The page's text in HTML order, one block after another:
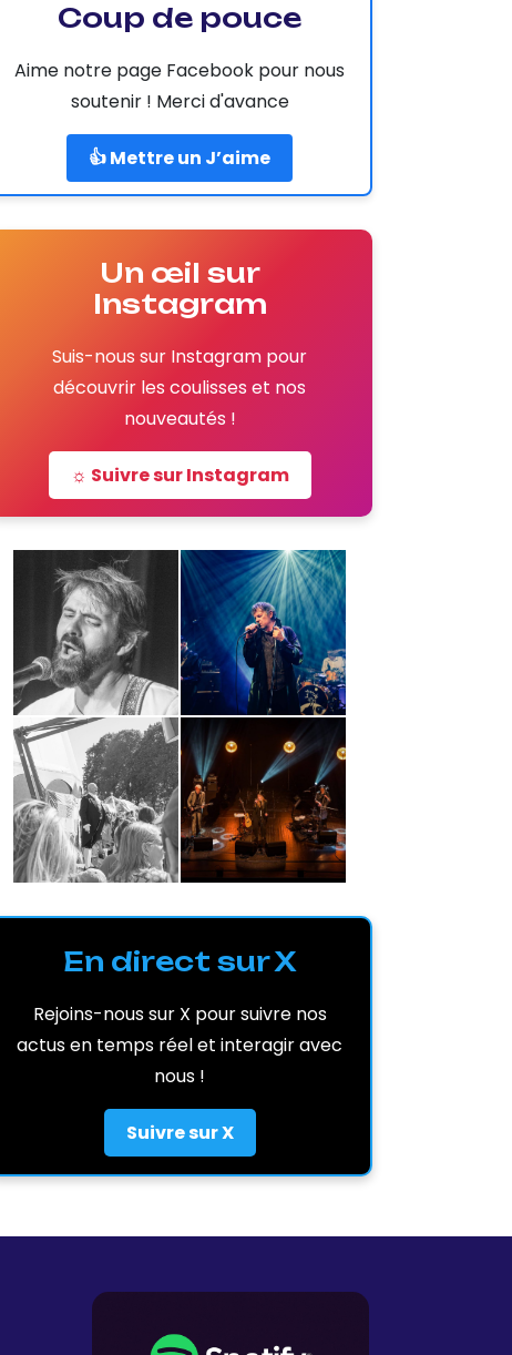
Coup de pouce
Aime notre page Facebook pour nous
soutenir ! Merci d'avance
👍 Mettre un J’aime
Un œil sur
Instagram
Suis-nous sur Instagram pour
découvrir les coulisses et nos
nouveautés !
☼ Suivre sur Instagram
En direct sur X
Rejoins-nous sur X pour suivre nos
actus en temps réel et interagir avec
nous !
Suivre sur X